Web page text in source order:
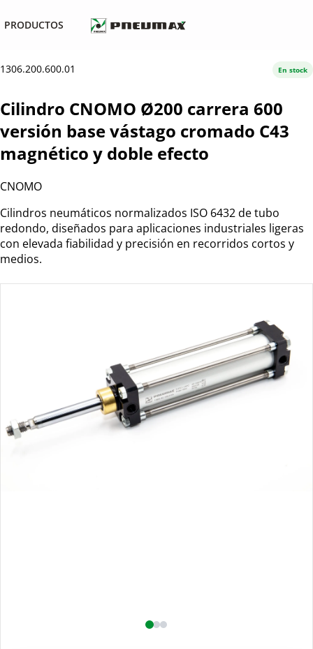
PRODUCTOS
1306.200.600.01
Cilindro CNOMO Ø200 carrera 600
versión base vástago cromado C43
magnético y doble efecto
CNOMO
Cilindros neumáticos normalizados ISO 6432 de tubo
redondo, diseñados para aplicaciones industriales ligeras
con elevada fiabilidad y precisión en recorridos cortos y
medios.
En stock